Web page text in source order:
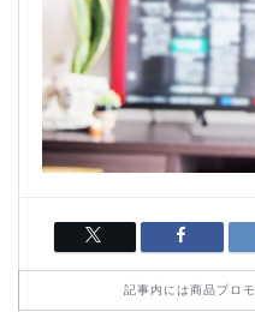
記事内には商品プロ